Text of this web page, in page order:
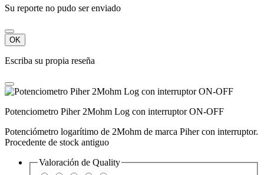
Su reporte no pudo ser enviado
OK
Escriba su propia reseña
Potenciometro Piher 2Mohm Log con interruptor ON-OFF
Potenciómetro logarítimo de 2Mohm de marca Piher con interruptor.
Procedente de stock antiguo
Valoración de Quality